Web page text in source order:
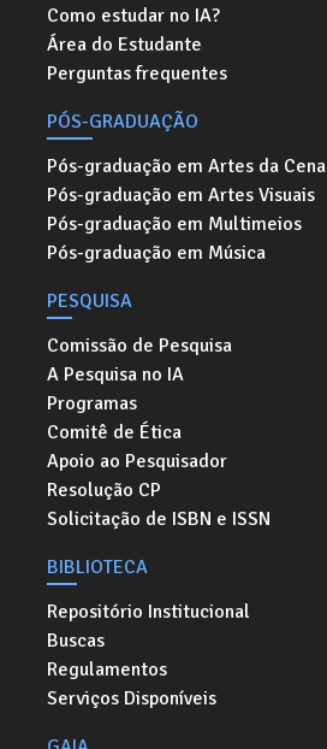
Como estudar no IA?
Área do Estudante
Perguntas frequentes
PÓS-GRADUAÇÃO
Pós-graduação em Artes da Cena
Pós-graduação em Artes Visuais
Pós-graduação em Multimeios
Pós-graduação em Música
PESQUISA
Comissão de Pesquisa
A Pesquisa no IA
Programas
Comitê de Ética
Apoio ao Pesquisador
Resolução CP
Solicitação de ISBN e ISSN
BIBLIOTECA
Repositório Institucional
Buscas
Regulamentos
Serviços Disponíveis